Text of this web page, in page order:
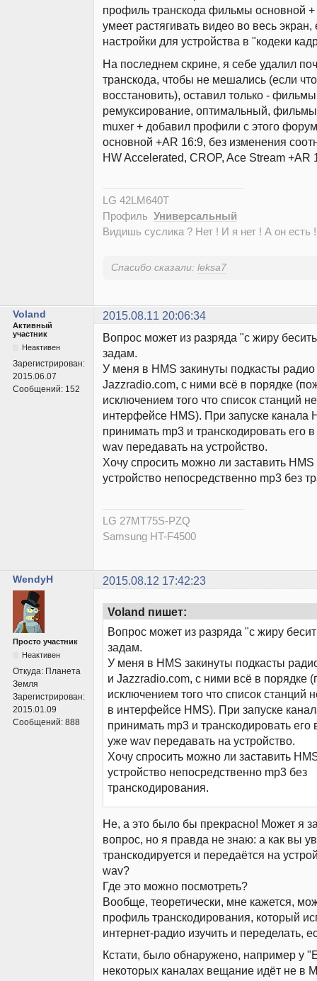
профиль транскода фильмы основной
умеет растягивать видео во весь
настройки для устройства в "кодеки
На последнем скрине, я себе удалил
транскода, чтобы не мешались (если
восстановить), оставил только -
ремуксирование, оптимальный,
muxer + добавил профили с этого
основной +AR 16:9, без изменения
HW Accelerated, CROP, Ace Stream +AR
LG 42LM640T
Профиль Универсальный
Видишь суслика ? Нет ! И я нет ! А он есть
Спасибо сказали: leksa7
Voland 2015.08.11 20:06:34
Активный
участник
Неактивен
Зарегистрирован:
2015.06.07
Сообщений: 152
Вопрос может из разряда "с жиру
задам.
У меня в HMS закинуты подкасты
Jazzradio.com, с ними всё в порядке
исключением того что список станций
интерфейсе HMS). При запуске канала
принимать mp3 и транскодировать его
wav передавать на устройство.
Хочу спросить можно ли заставить HMS
устройство непосредственно mp3 без
LG 27MT75S-PZQ
Samsung HT-F4500
WendyH 2015.08.12 17:42:23
Просто участник
Неактивен
Откуда: Планета
Земля
Зарегистрирован:
2015.01.09
Сообщений: 888
Voland пишет:
Вопрос может из разряда "с жиру
задам.
У меня в HMS закинуты подкасты
и Jazzradio.com, с ними всё в порядке
исключением того что список станций
в интерфейсе HMS). При запуске
принимать mp3 и транскодировать его
уже wav передавать на устройство.
Хочу спросить можно ли заставить
устройство непосредственно mp3 без
транскодирования.
Не, а это было бы прекрасно! Может я
вопрос, но я правда не знаю: а как вы
транскодируется и передаётся на
wav?
Где это можно посмотреть?
Вообще, теоретически, мне кажется,
профиль транскодирования, который
интернет-радио изучить и переделать,
Кстати, было обнаружено, например у
некоторых каналах вещание идёт не в